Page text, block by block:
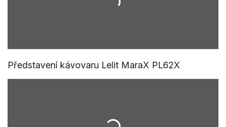
Představení kávovaru Lelit MaraX PL62X